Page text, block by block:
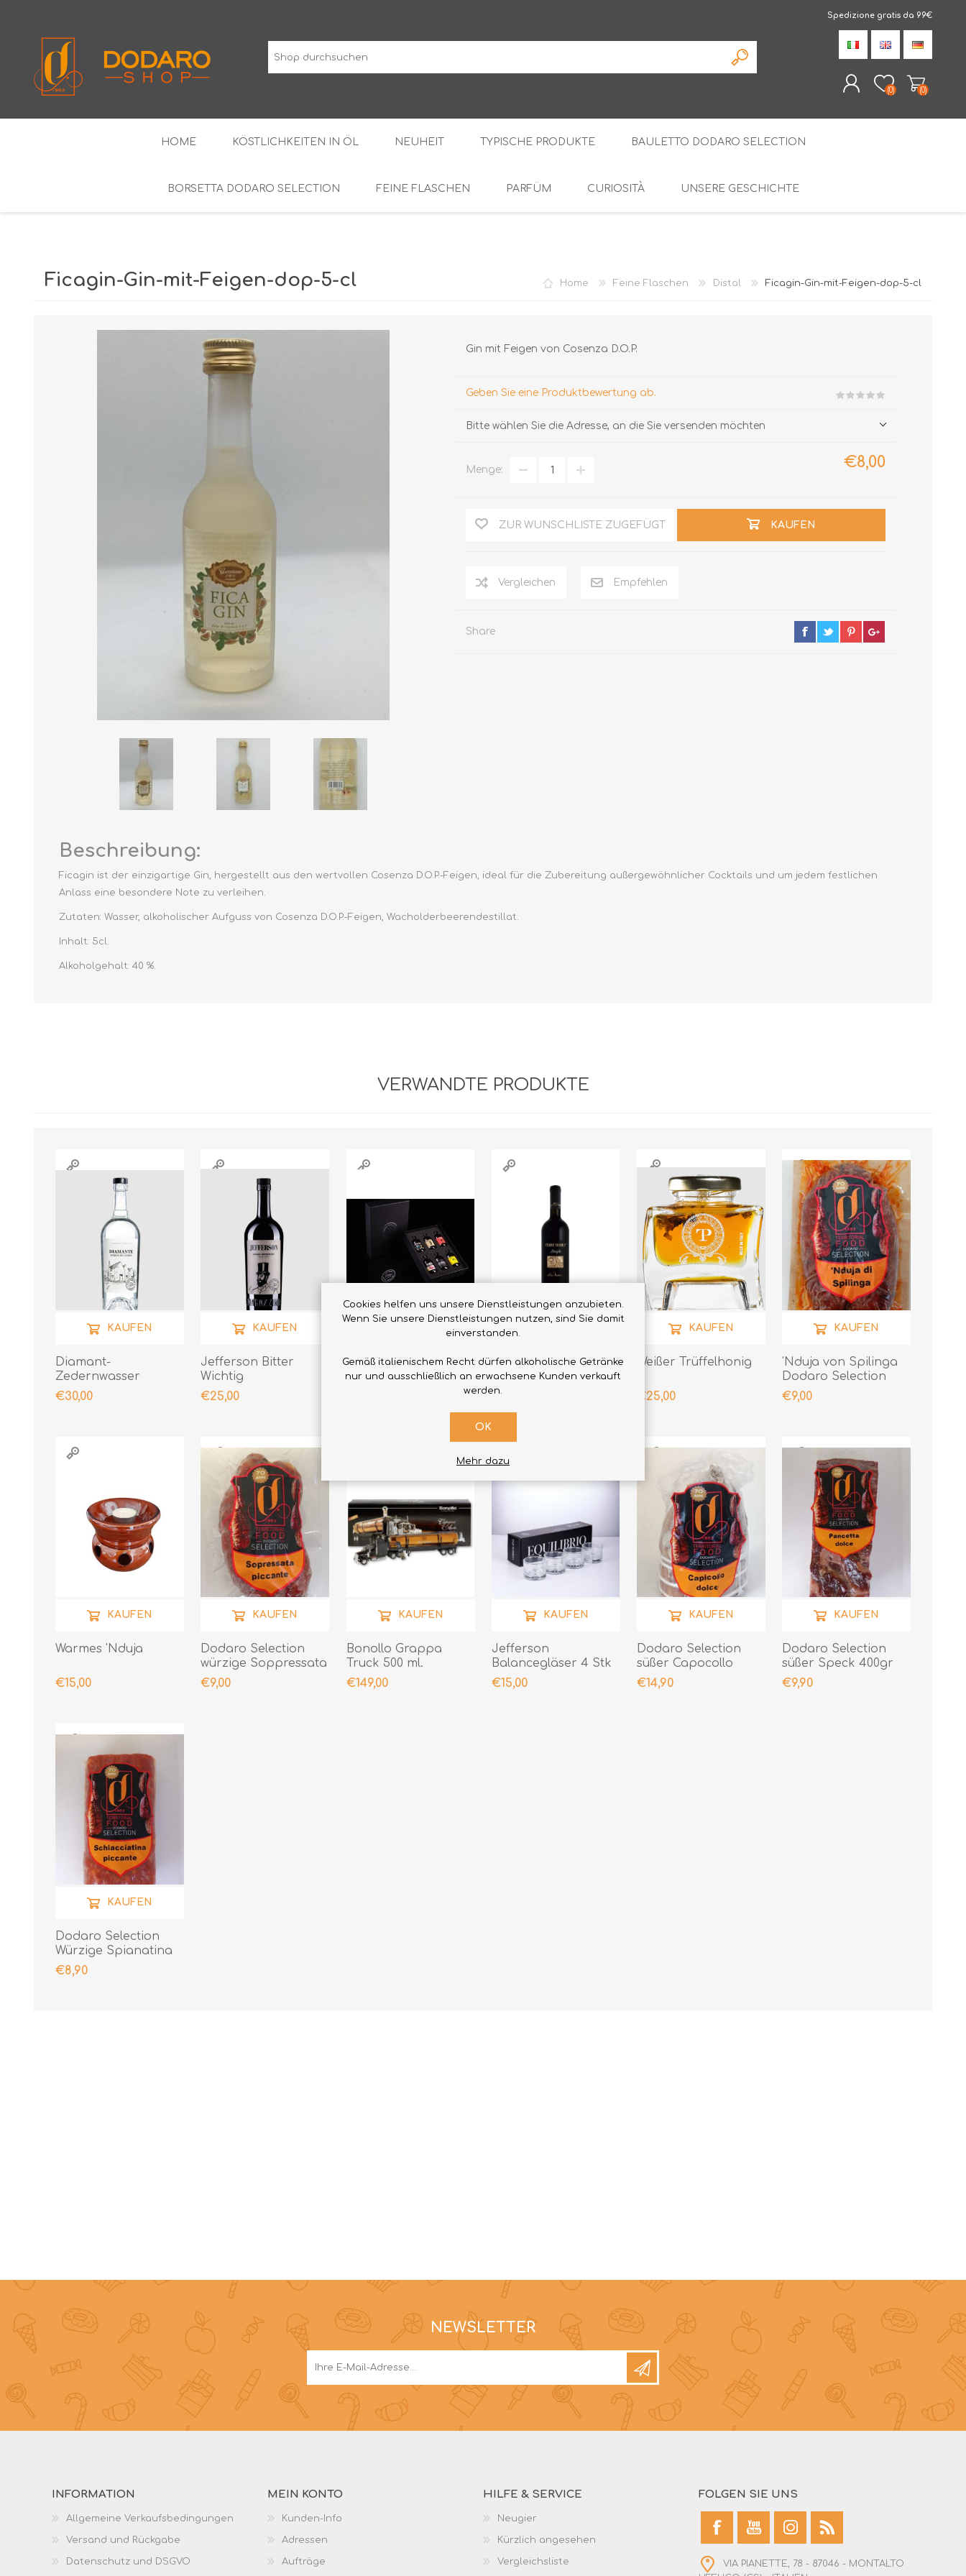
Spedizione gratis da 99€
REGISTRIERUNG
(0) (0)
HOME KÖSTLICHKEITEN IN ÖL NEUHEIT TYPISCHE PRODUKTE
HONIG
BAULETTO DODARO SELECTION
BORSETTA DODARO SELECTION FEINE FLASCHEN
GEOGRAFISCHER ANGABE
PARFÜM CURIOSITÀ UNSERE GESCHICHTE
Home Feine Flaschen Distal Ficagin-Gin-mit-Feigen-dop-5-cl
Ficagin-Gin-mit-Feigen-dop-5-cl
Gin mit Feigen von Cosenza D.O.P.
Geben Sie eine Produktbewertung ab.
Bitte wählen Sie die Adresse, an die Sie versenden möchten
€8,00
Menge:
ZUR WUNSCHLISTE ZUGEFÜGT KAUFEN
Vergleichen Empfehlen
Share
Beschreibung:
Ficagin ist der einzigartige Gin, hergestellt aus den wertvollen Cosenza D.O.P.-Feigen, ideal für die Zubereitung außergewöhnlicher Cocktails und um jedem festlichen
Anlass eine besondere Note zu verleihen.
Zutaten: Wasser, alkoholischer Aufguss von Cosenza D.O.P.-Feigen, Wacholderbeerendestillat.
Inhalt: 5cl.
Alkoholgehalt: 40 %.
VERWANDTE PRODUKTE
Diamant-
Zedernwasser
€30,00
KAUFEN
Jefferson Bitter
Wichtig
€25,00
KAUFEN
Bring mich zum
Abendessen
Cariglio IGP
Kalabrien Wein
Kontrollqualität Top
€13,00
Weißer Trüffelhonig
€25,00
KAUFEN
'Nduja von Spilinga
Dodaro Selection
400gr
€9,00
KAUFEN
Warmes 'Nduja
€15,00
KAUFEN
Dodaro Selection
würzige Soppressata
300gr
€9,00
KAUFEN
Bonollo Grappa
Truck 500 ml.
€149,00
KAUFEN
Jefferson
Balancegläser 4 Stk
€15,00
KAUFEN
Dodaro Selection
süßer Capocollo
500gr
€14,90
KAUFEN
Dodaro Selection
süßer Speck 400gr
€9,90
KAUFEN
Dodaro Selection
Würzige Spianatina
300gr
€8,90
KAUFEN
NEWSLETTER
INFORMATION
Allgemeine Verkaufsbedingungen
Versand und Rückgabe
Datenschutz und DSGVO
MEIN KONTO
Kunden-Info
Adressen
Aufträge
HILFE & SERVICE
Neugier
Kürzlich angesehen
Vergleichsliste
FOLGEN SIE UNS
VIA PIANETTE, 78 - 87046 - MONTALTO
Cookies helfen uns unsere Dienstleistungen anzubieten.
Wenn Sie unsere Dienstleistungen nutzen, sind Sie damit
einverstanden.
Gemäß italienischem Recht dürfen alkoholische Getränke
nur und ausschließlich an erwachsene Kunden verkauft
werden.
OK
Mehr dazu